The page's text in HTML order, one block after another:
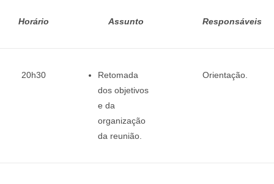
Horário Assunto Responsáveis
20h30
Retomada
dos objetivos
e da
organização
da reunião.
Orientação.